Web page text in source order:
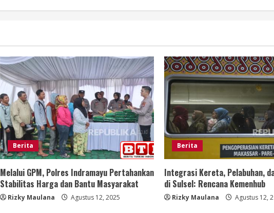
Berita
Melalui GPM, Polres Indramayu Pertahankan
Stabilitas Harga dan Bantu Masyarakat
Rizky Maulana Agustus 12, 2025
Berita
Integrasi Kereta, Pelabuhan,
di Sulsel: Rencana Kemenhub
Rizky Maulana Agustus 12,